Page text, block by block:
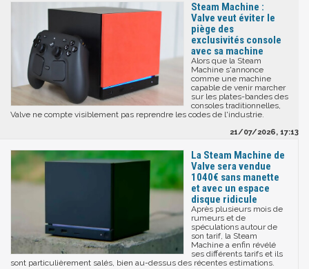
Steam Machine :
Valve veut éviter le
piège des
exclusivités console
avec sa machine
Alors que la Steam
Machine s'annonce
comme une machine
capable de venir marcher
sur les plates-bandes des
consoles traditionnelles,
Valve ne compte visiblement pas reprendre les codes de l'industrie.
21/07/2026, 17:13
La Steam Machine de
Valve sera vendue
1040€ sans manette
et avec un espace
disque ridicule
Après plusieurs mois de
rumeurs et de
spéculations autour de
son tarif, la Steam
Machine a enfin révélé
ses différents tarifs et ils
sont particulièrement salés, bien au-dessus des récentes estimations.